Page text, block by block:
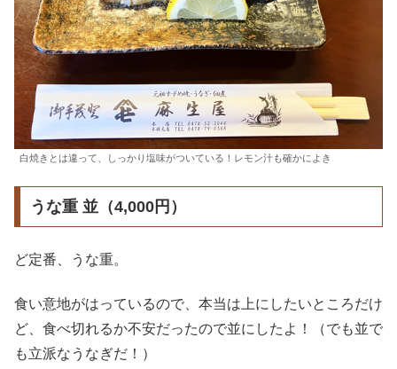
白焼きとは違って、しっかり塩味がついている！レモン汁も確かによき
うな重 並（4,000円）
ど定番、うな重。
食い意地がはっているので、本当は上にしたいところだけ
ど、食べ切れるか不安だったので並にしたよ！（でも並で
も立派なうなぎだ！）